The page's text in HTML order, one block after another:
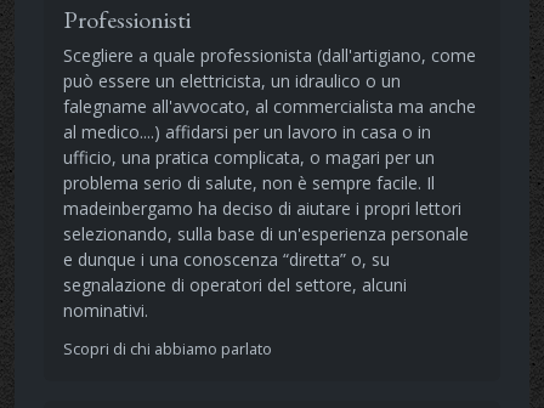
Professionisti
Scegliere a quale professionista (dall'artigiano, come
può essere un elettricista, un idraulico o un
falegname all'avvocato, al commercialista ma anche
al medico....) affidarsi per un lavoro in casa o in
ufficio, una pratica complicata, o magari per un
problema serio di salute, non è sempre facile. Il
madeinbergamo ha deciso di aiutare i propri lettori
selezionando, sulla base di un'esperienza personale
e dunque i una conoscenza “diretta” o, su
segnalazione di operatori del settore, alcuni
nominativi.
Scopri di chi abbiamo parlato